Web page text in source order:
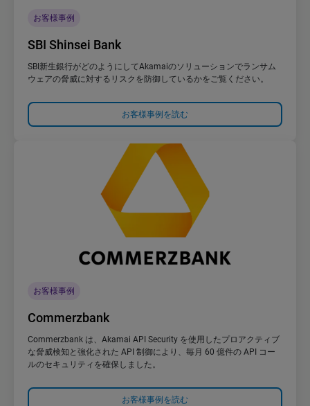
お客様事例
SBI Shinsei Bank
SBI新生銀行がどのようにしてAkamaiのソリューションでランサム
ウェアの脅威に対するリスクを防御しているかをご覧ください。
お客様事例を読む
お客様事例
Commerzbank
Commerzbank は、Akamai API Security を使用したプロアクティブ
な脅威検知と強化された API 制御により、毎月 60 億件の API コー
ルのセキュリティを確保しました。
お客様事例を読む